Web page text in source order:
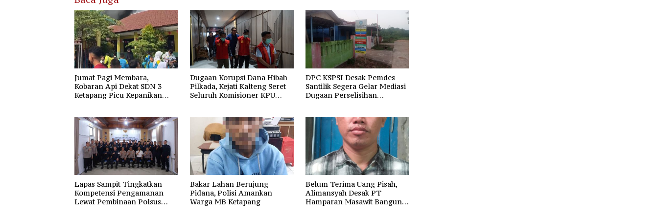
Jumat Pagi Membara,
Kobaran Api Dekat SDN 3
Ketapang Picu Kepanikan
Dugaan Korupsi Dana Hibah
Pilkada, Kejati Kalteng Seret
Seluruh Komisioner KPU
DPC KSPSI Desak Pemdes
Santilik Segera Gelar Mediasi
Dugaan Perselisihan
Lapas Sampit Tingkatkan
Kompetensi Pengamanan
Lewat Pembinaan Polsus
Bakar Lahan Berujung
Pidana, Polisi Amankan
Warga MB Ketapang
Belum Terima Uang Pisah,
Alimansyah Desak PT
Hamparan Masawit Bangun